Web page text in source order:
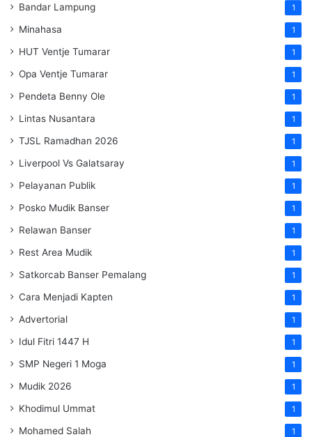
Bandar Lampung 1
Minahasa 1
HUT Ventje Tumarar 1
Opa Ventje Tumarar 1
Pendeta Benny Ole 1
Lintas Nusantara 1
TJSL Ramadhan 2026 1
Liverpool Vs Galatsaray 1
Pelayanan Publik 1
Posko Mudik Banser 1
Relawan Banser 1
Rest Area Mudik 1
Satkorcab Banser Pemalang 1
Cara Menjadi Kapten 1
Advertorial 1
Idul Fitri 1447 H 1
SMP Negeri 1 Moga 1
Mudik 2026 1
Khodimul Ummat 1
Mohamed Salah 1